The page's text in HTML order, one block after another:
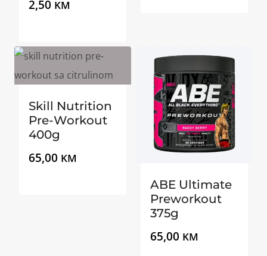
2,50 KM
Skill Nutrition
Pre-Workout
400g
65,00 KM
ABE Ultimate
Preworkout
375g
65,00 KM